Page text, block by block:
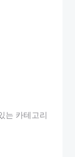
는 카테고리